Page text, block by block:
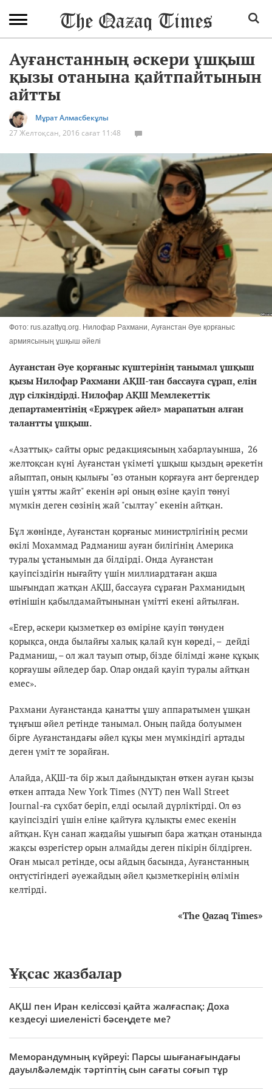
Ауғанстанның әскери ұшқыш
қызы отанына қайтпайтынын
айтты
Мұрат Алмасбекұлы
27 Желтоқсан, 2016 сағат 11:48
Фото: rus.azattyq.org. Нилофар Рахмани, Ауғанстан Әуе қорғаныс
армиясының ұшқыш әйелі
Ауғанстан Әуе қорғаныс күштерінің танымал ұшқыш
қызы Нилофар Рахмани АҚШ-тан бассауға сұрап, елін
дүр сілкіндірді. Нилофар АҚШ Мемлекеттік
департаментінің «Ержүрек әйел» марапатын алған
талантты ұшқыш.
«Азаттық» сайты орыс редакциясының хабарлауынша, 26
желтоқсан күні Ауғанстан үкіметі ұшқыш қыздың әрекетін
айыптап, оның қылығы "өз отанын қорғауға ант бергендер
үшін ұятты жайт" екенін әрі оның өзіне қауіп төнуі
мүмкін деген сөзінің жай "сылтау" екенін айтқан.
Бұл жөнінде, Ауғанстан қорғаныс министрлігінің ресми
өкілі Мохаммад Радманиш ауған билігінің Америка
туралы ұстанымын да білдірді. Онда Ауғанстан
қауіпсіздігін нығайту үшін миллиардтаған ақша
шығындап жатқан АҚШ, бассауға сұраған Рахманидың
өтінішін қабылдамайтынынан үмітті екені айтылған.
«Егер, әскери қызметкер өз өміріне қауіп төнуден
қорықса, онда былайғы халық қалай күн көреді, – дейді
Радманиш, – ол жал тауып отыр, бізде білімді және құқық
қорғаушы әйледер бар. Олар ондай қауіп туралы айтқан
емес».
Рахмани Ауғанстанда қанатты ұшу аппаратымен ұшқан
тұңғыш әйел ретінде танымал. Оның пайда болуымен
бірге Ауғанстандағы әйел құқы мен мүмкіндігі артады
деген үміт те зорайған.
Алайда, АҚШ-та бір жыл дайындықтан өткен ауған қызы
өткен аптада New York Times (NYT) пен Wall Street
Journal-ға сұхбат беріп, елді осылай дүрліктірді. Ол өз
қауіпсіздігі үшін еліне қайтуға құлықты емес екенін
айтқан. Күн санап жағдайы ушығып бара жатқан отанында
жақсы өзрегістер орын алмайды деген пікірін білдірген.
Оған мысал ретінде, осы айдың басында, Ауғанстанның
оңтүстігіндегі әуежайдың әйел қызметкерінің өлімін
келтірді.
«The Qazaq Times»
Ұқсас жазбалар
АҚШ пен Иран келіссөзі қайта жалғаспақ: Доха
кездесуі шиеленісті бәсеңдете ме?
Меморандумның күйреуі: Парсы шығанағындағы
дауыл&әлемдік тәртіптің сын сағаты соғып тұр